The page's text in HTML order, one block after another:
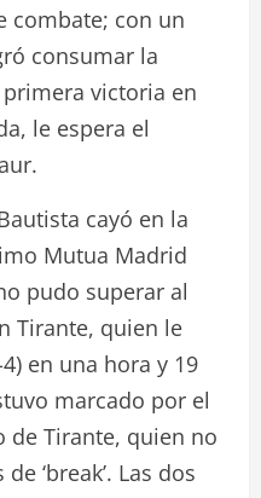
combate; con un
consumar la
victoria en
le espera el
cayó en la
Mutua Madrid
pudo superar al
Tirante, quien le
en una hora y 19
marcado por el
de Tirante, quien no
‘break’. Las dos